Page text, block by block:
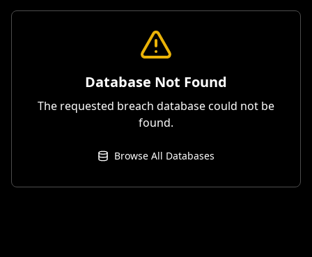
Database Not Found
The requested breach database could not be
found.
Browse All Databases